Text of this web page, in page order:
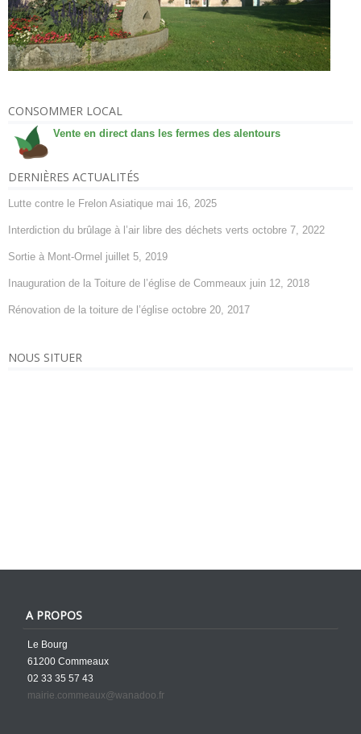
CONSOMMER LOCAL
Vente en direct dans les fermes des alentours
DERNIÈRES ACTUALITÉS
Lutte contre le Frelon Asiatique mai 16, 2025
Interdiction du brûlage à l’air libre des déchets verts octobre 7, 2022
Sortie à Mont-Ormel juillet 5, 2019
Inauguration de la Toiture de l’église de Commeaux juin 12, 2018
Rénovation de la toiture de l’église octobre 20, 2017
NOUS SITUER
A PROPOS
Le Bourg
61200 Commeaux
02 33 35 57 43
mairie.commeaux@wanadoo.fr